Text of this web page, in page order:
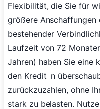
Flexibilität, die Sie für
größere Anschaffungen
bestehender
Laufzeit von 72
Jahren) haben Sie eine
den Kredit in
zurückzuzahlen, ohne
stark zu belasten.